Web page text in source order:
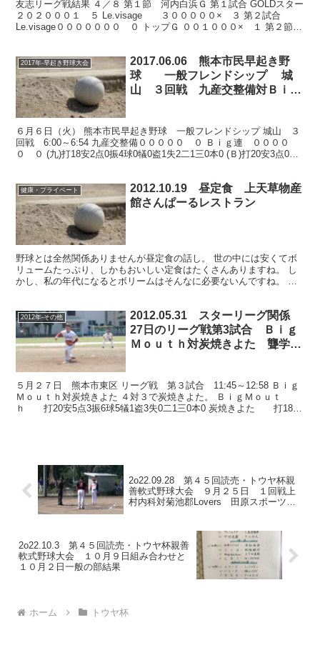
友志リーグ戦結果 ４／８ 第１節 河内白浜Ｇ 第１試合 GOLDスター
２０２０００１ ５ Le.visage ３０００００× ３ 第２試合
Le.visage０００００００ ０ トップＧ ００１０００× １ 第２節
2017年-早起き野球大会
2017.06.06 熊本市民早起き野
球 一般フレンドシップ 城
山 ３回戦 九産交整備対Ｂｉｇ
６月６日（火） 熊本市民早起き野球 一般フレンドシップ 城山 ３
回戦 6:00～6:54 九産交整備０００００ ０ Ｂｉｇ連 ００００
０ ０ (九)打18安2点0振4球0犠0盗1失2二1三0本0 (Ｂ)打20安3点0振1
健康・プライベート
2012.10.19 昼定食 上天草物産
館さんぱーるレストラン
野球とは全然関係ありませんが昼定食の話し。 世の中には安くてボ
リュームたっぷり、しかもおいしい定食はたくさんありますね。 し
かし、私の年代になるとボリームはそんなに必要ないんですね。 魚
2012年-その他
2012.05.31 スターリーグ関係
27日のリーグ戦第3試合 Ｂｉｇ
Ｍｏｕｔｈ対炭焼きよた 聾学校
５月２７日 熊本市東区 リーグ戦 第３試合 11:45～12:58 Ｂｉｇ
Ｍｏｕｔｈ対炭焼きよた ４対３で炭焼きよた。 ＢｉｇＭｏｕｔ
ｈ 打20安5点3振6球5犠1盗3失0二1三0本0 炭焼きよた 打18安
2o22.09.28 第４５回読売・トウヤ杯親
善軟式野球大会 ９月２５日 １回戦上
村内科対菊池郡Lovers 田原スポーツ公
2o22.10.3 第４５回読売・トウヤ杯親善
軟式野球大会 １０月９日組み合わせと
１０月２日一般の部結果
ホーム トウヤ杯